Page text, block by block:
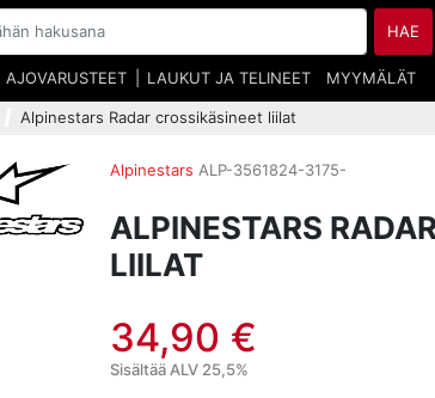
HAE
AJOVARUSTEET LAUKUT JA TELINEET MYYMÄLÄT
Alpinestars Radar crossikäsineet liilat
Alpinestars ALP-3561824-3175-
ALPINESTARS
LIILAT
34,90 €
Sisältää ALV 25,5%